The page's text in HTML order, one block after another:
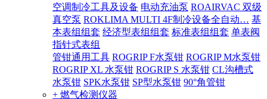
空调制冷工具及设备 电动充油泵 ROAIRVAC 双级
真空泵 ROKLIMA MULTI 4F制冷设备全自动… 基
本表组组套 经济型表组组套 标准表组组套 单表阀
指针式表组
管钳通用工具 ROGRIP F水泵钳 ROGRIP M水泵钳
ROGRIP XL 水泵钳 ROGRIP S 水泵钳 CL沟槽式
水泵钳 SPK水泵钳 SP型水泵钳 90°角管钳
+ 燃气检测仪器